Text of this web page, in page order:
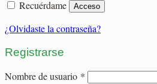
Recuérdame Acceso
¿Olvidaste la contraseña?
Registrarse
Nombre de usuario * Obligatorio